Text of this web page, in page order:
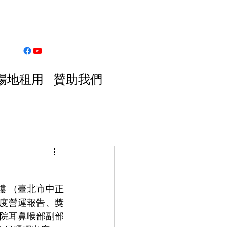
地租用 贊助我們
（臺北市中正
營運報告、獎
耳鼻喉部副部